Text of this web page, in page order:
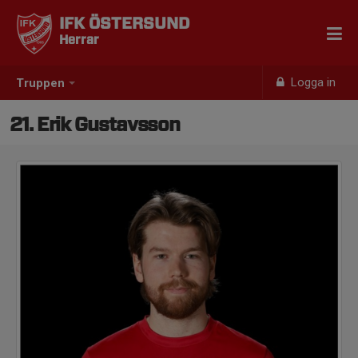
Truppen Logga in
IFK ÖSTERSUND
Herrar
21. Erik Gustavsson